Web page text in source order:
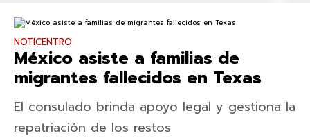
NOTICENTRO
México asiste a familias de
migrantes fallecidos en Texas
El consulado brinda apoyo legal y gestiona la
repatriación de los restos